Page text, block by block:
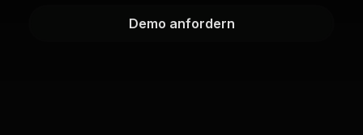
Demo anfordern